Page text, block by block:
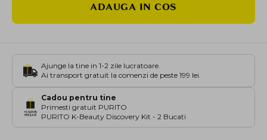
ADAUGA IN COS
Ajunge la tine in 1-2 zile lucratoare.
Ai transport gratuit la comenzi de peste 199 lei.
Cadou pentru tine
Primesti gratuit PURITO
PURITO K-Beauty Discovery Kit - 2 Bucati